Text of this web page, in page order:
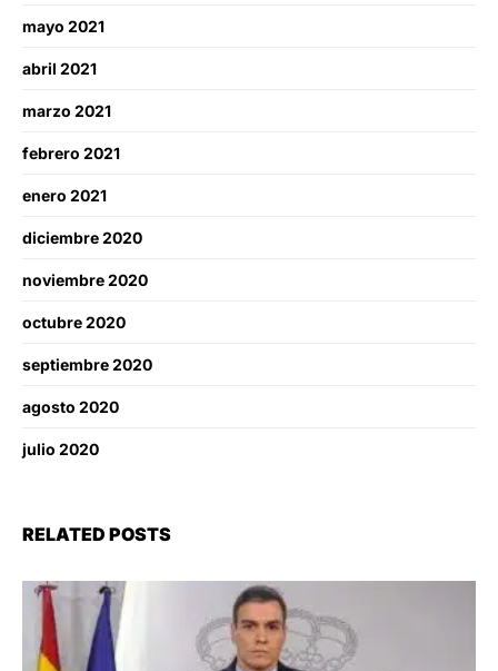
mayo 2021
abril 2021
marzo 2021
febrero 2021
enero 2021
diciembre 2020
noviembre 2020
octubre 2020
septiembre 2020
agosto 2020
julio 2020
RELATED POSTS